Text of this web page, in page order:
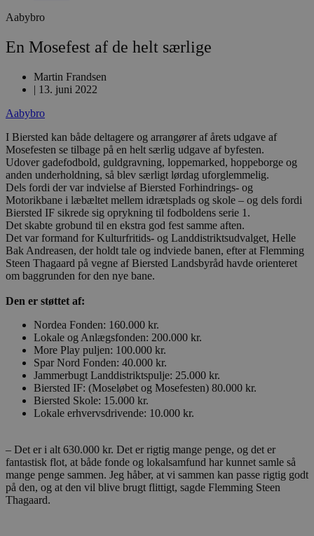
Aabybro
En Mosefest af de helt særlige
Martin Frandsen
| 13. juni 2022
Aabybro
I Biersted kan både deltagere og arrangører af årets udgave af
Mosefesten se tilbage på en helt særlig udgave af byfesten.
Udover gadefodbold, guldgravning, loppemarked, hoppeborge og
anden underholdning, så blev særligt lørdag uforglemmelig.
Dels fordi der var indvielse af Biersted Forhindrings- og
Motorikbane i læbæltet mellem idrætsplads og skole – og dels fordi
Biersted IF sikrede sig oprykning til fodboldens serie 1.
Det skabte grobund til en ekstra god fest samme aften.
Det var formand for Kulturfritids- og Landdistriktsudvalget, Helle
Bak Andreasen, der holdt tale og indviede banen, efter at Flemming
Steen Thagaard på vegne af Biersted Landsbyråd havde orienteret
om baggrunden for den nye bane.
Den er støttet af:
Nordea Fonden: ‪160.000 kr.
Lokale og Anlægsfonden: ‪200.000 kr.
More Play puljen: ‪100.000 kr.
Spar Nord Fonden: 40.000 kr.
Jammerbugt Landdistriktspulje: 25.000 kr.
Biersted IF: (Moseløbet og Mosefesten) 80.000 kr.
Biersted Skole: 15.000 kr.
Lokale erhvervsdrivende: 10.000 kr.
– Det er i alt ‪630.000 kr. Det er rigtig mange penge, og det er
fantastisk flot, at både fonde og lokalsamfund har kunnet samle så
mange penge sammen. Jeg håber, at vi sammen kan passe rigtig godt
på den, og at den vil blive brugt flittigt, sagde Flemming Steen
Thagaard.